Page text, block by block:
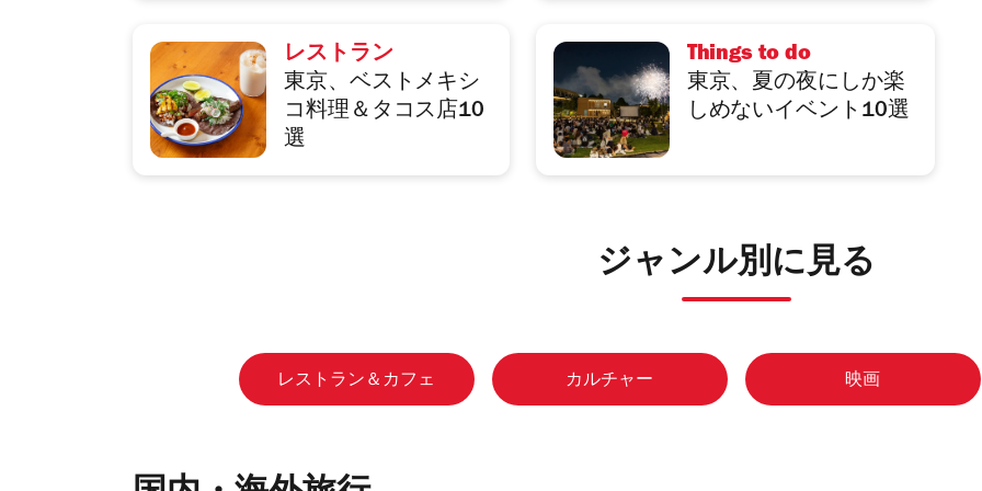
レストラン
東京、ベストメキシ
コ料理＆タコス店10
選
Things to do
東京、夏の夜にしか楽
しめないイベント10選
ジャンル別に見る
レストラン＆カフェ カルチャー 映画